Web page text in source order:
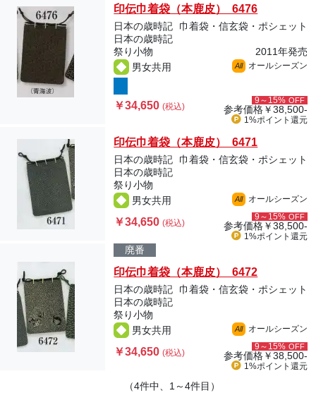
印伝巾着袋（本鹿皮） 6476
日本の歳時記
巾着袋・信玄袋・ポシェット
日本の歳時記
祭り小物
2011年発売
男女共用
All オールシーズン
￥34,650(税込)
9～15% OFF
参考価格￥38,500-
1%ポイント 還元
印伝巾着袋（本鹿皮） 6471
日本の歳時記
巾着袋・信玄袋・ポシェット
日本の歳時記
祭り小物
男女共用
All オールシーズン
￥34,650(税込)
9～15% OFF
参考価格￥38,500-
1%ポイント 還元
廃番
印伝巾着袋（本鹿皮） 6472
日本の歳時記
巾着袋・信玄袋・ポシェット
日本の歳時記
祭り小物
男女共用
All オールシーズン
￥34,650(税込)
9～15% OFF
参考価格￥38,500-
1%ポイント 還元
（4件中、1～4件目）